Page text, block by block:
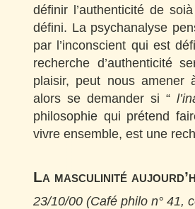
définir l’authenticité de
défini. La psychanalyse
par l’inconscient qui est
recherche d’authenticité
plaisir, peut nous amener
alors se demander si “
philosophie qui prétend
vivre ensemble, est une
La masculinité
23/10/00 (Café philo n° 41,